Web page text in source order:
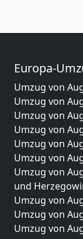
Europa-
Umzug von
Umzug von
Umzug von
Umzug von
Umzug von
Umzug von
Umzug von
und
Umzug von
Umzug von
Umzug von